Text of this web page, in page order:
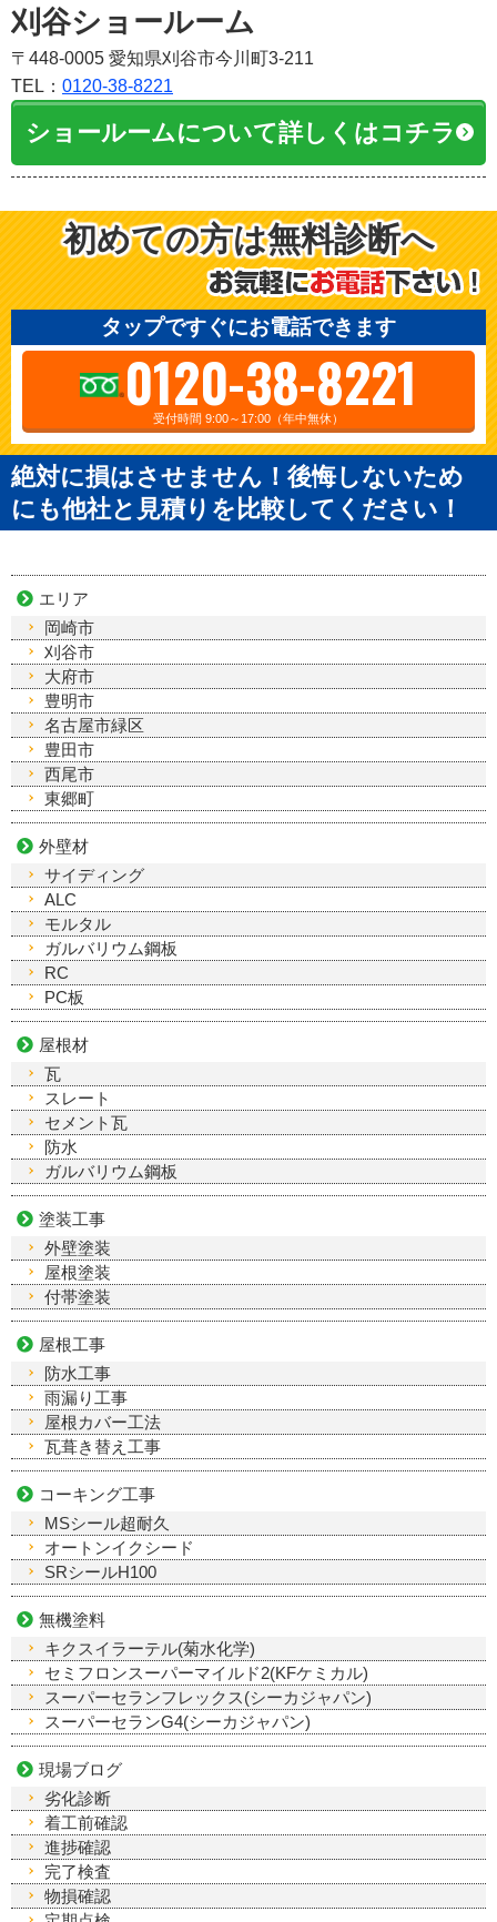
刈谷ショールーム
〒448-0005 愛知県刈谷市今川町3-211
TEL： 0120-38-8221
ショールームについて詳しくはコチラ
初めての方は無料診断へ
タップですぐにお電話できます
0120-38-8221
受付時間 9:00～17:00（年中無休）
絶対に損はさせません！後悔しないため
にも他社と見積りを比較してください！
エリア
岡崎市
刈谷市
大府市
豊明市
名古屋市緑区
豊田市
西尾市
東郷町
外壁材
サイディング
ALC
モルタル
ガルバリウム鋼板
RC
PC板
屋根材
瓦
スレート
セメント瓦
防水
ガルバリウム鋼板
塗装工事
外壁塗装
屋根塗装
付帯塗装
屋根工事
防水工事
雨漏り工事
屋根カバー工法
瓦葺き替え工事
コーキング工事
MSシール超耐久
オートンイクシード
SRシールH100
無機塗料
キクスイラーテル(菊水化学)
セミフロンスーパーマイルド2(KFケミカル)
スーパーセランフレックス(シーカジャパン)
スーパーセランG4(シーカジャパン)
現場ブログ
劣化診断
着工前確認
進捗確認
完了検査
物損確認